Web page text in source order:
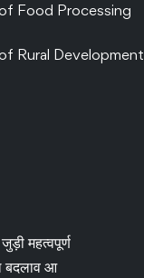
Food Processing
Rural Development
महत्वपूर्ण
बदलाव आ